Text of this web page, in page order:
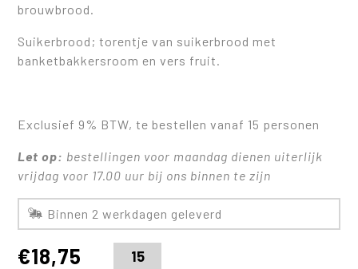
brouwbrood.
Suikerbrood; torentje van suikerbrood met
banketbakkersroom en vers fruit.
Exclusief 9% BTW, te bestellen vanaf 15 personen
Let op: bestellingen voor maandag dienen uiterlijk
vrijdag voor 17.00 uur bij ons binnen te zijn
Binnen 2 werkdagen geleverd
€18,75